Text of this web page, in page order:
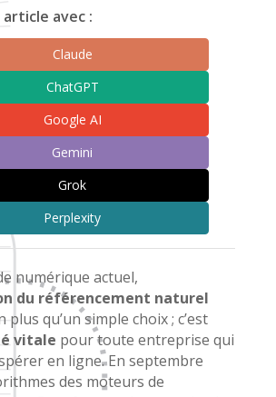
avec :
Claude
ChatGPT
Google AI
Gemini
Grok
Perplexity
numérique actuel,
du référencement naturel
qu’un simple choix ; c’est
vitale pour toute entreprise qui
en ligne. En septembre
des moteurs de